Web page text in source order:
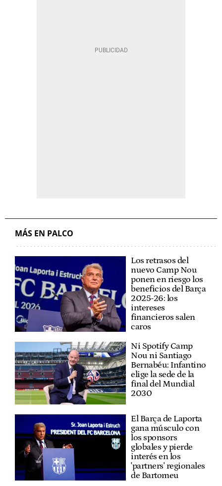
MÁS EN PALCO
Los retrasos del
nuevo Camp Nou
ponen en riesgo los
beneficios del Barça
2025-26: los
intereses
financieros salen
caros
Ni Spotify Camp
Nou ni Santiago
Bernabéu: Infantino
elige la sede de la
final del Mundial
2030
El Barça de Laporta
gana músculo con
los sponsors
globales y pierde
interés en los
'partners' regionales
de Bartomeu